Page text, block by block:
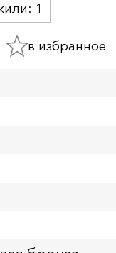
1
в избранное